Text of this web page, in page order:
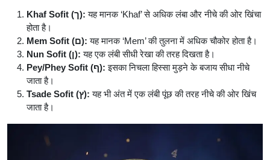
Khaf Sofit (ך): यह मानक ‘Khaf’ से अधिक लंबा और नीचे की ओर खिंचा
होता है।
Mem Sofit (ם): यह मानक ‘Mem’ की तुलना में अधिक चौकोर होता है।
Nun Sofit (ן): यह एक लंबी सीधी रेखा की तरह दिखता है।
Pey/Phey Sofit (ף): इसका निचला हिस्सा मुड़ने के बजाय सीधा नीचे
जाता है।
Tsade Sofit (ץ): यह भी अंत में एक लंबी पूंछ की तरह नीचे की ओर खिंच
जाता है।